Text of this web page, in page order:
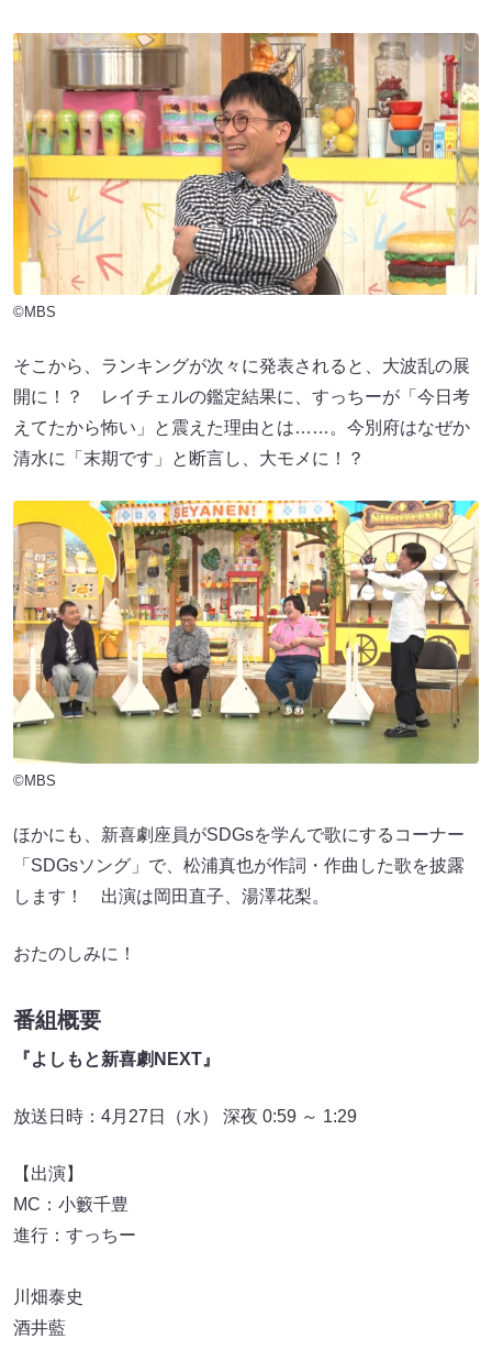
©MBS
そこから、ランキングが次々に発表されると、大波乱の展
開に！？ レイチェルの鑑定結果に、すっちーが「今日考
えてたから怖い」と震えた理由とは……。今別府はなぜか
清水に「末期です」と断言し、大モメに！？
©MBS
ほかにも、新喜劇座員がSDGsを学んで歌にするコーナー
「SDGsソング」で、松浦真也が作詞・作曲した歌を披露
します！ 出演は岡田直子、湯澤花梨。
おたのしみに！
番組概要
『よしもと新喜劇NEXT』
放送日時：4月27日（水） 深夜 0:59 ～ 1:29
【出演】
MC：小籔千豊
進行：すっちー
川畑泰史
酒井藍